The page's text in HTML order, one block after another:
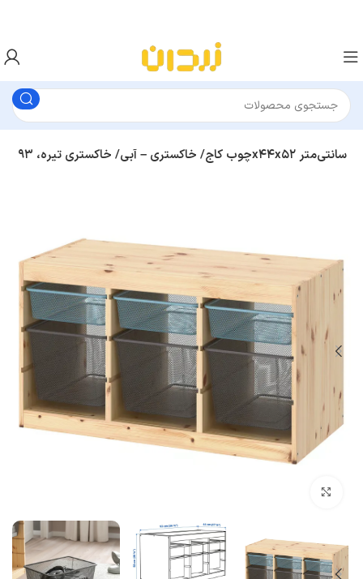
ترکیب نظم‌ دهنده با جعبه‌ ایکیا مدل TROFAST چوب کاج/ خاکستری – آبی/ خاکستری تیره، ۹۳x۴۴x۵۲ سانتی‌متر